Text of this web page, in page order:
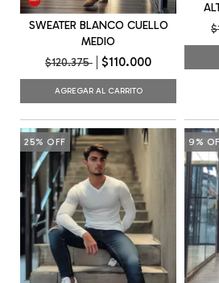
SWEATER BLANCO CUELLO
MEDIO
$120.375
$110.000
AGREGAR AL CARRITO
25% OFF 9%